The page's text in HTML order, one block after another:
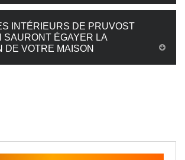
INTÉRIEURS DE PRUVOST
SAURONT ÉGAYER LA
DE VOTRE MAISON